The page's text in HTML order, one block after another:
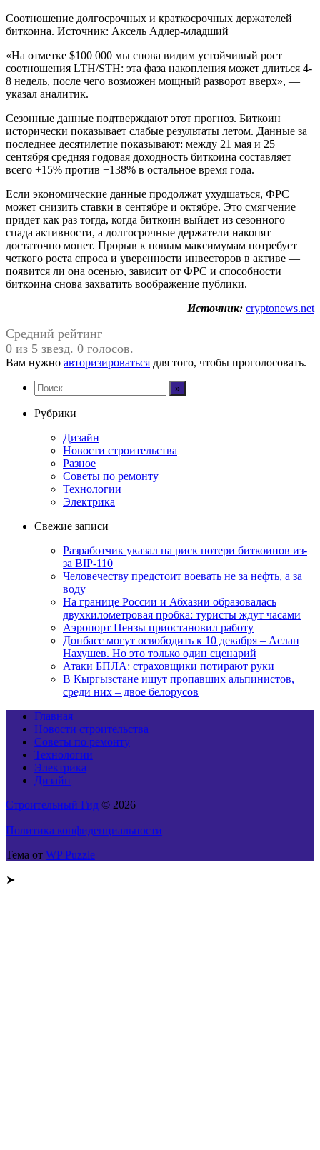
Соотношение долгосрочных и краткосрочных держателей
биткоина. Источник: Аксель Адлер-младший
«На отметке $100 000 мы снова видим устойчивый рост
соотношения LTH/STH: эта фаза накопления может длиться 4-
8 недель, после чего возможен мощный разворот вверх», —
указал аналитик.
Сезонные данные подтверждают этот прогноз. Биткоин
исторически показывает слабые результаты летом. Данные за
последнее десятилетие показывают: между 21 мая и 25
сентября средняя годовая доходность биткоина составляет
всего +15% против +138% в остальное время года.
Если экономические данные продолжат ухудшаться, ФРС
может снизить ставки в сентябре и октябре. Это смягчение
придет как раз тогда, когда биткоин выйдет из сезонного
спада активности, а долгосрочные держатели накопят
достаточно монет. Прорыв к новым максимумам потребует
четкого роста спроса и уверенности инвесторов в активе —
появится ли она осенью, зависит от ФРС и способности
биткоина снова захватить воображение публики.
Источник: cryptonews.net
Средний рейтинг
0 из 5 звезд. 0 голосов.
Вам нужно авторизироваться для того, чтобы проголосовать.
Рубрики
Дизайн
Новости строительства
Разное
Советы по ремонту
Технологии
Электрика
Свежие записи
Разработчик указал на риск потери биткоинов из-
за BIP-110
Человечеству предстоит воевать не за нефть, а за
воду
На границе России и Абхазии образовалась
двухкилометровая пробка: туристы ждут часами
Аэропорт Пензы приостановил работу
Донбасс могут освободить к 10 декабря – Аслан
Нахушев. Но это только один сценарий
Атаки БПЛА: страховщики потирают руки
В Кыргызстане ищут пропавших альпинистов,
среди них – двое белорусов
Главная
Новости строительства
Советы по ремонту
Технологии
Электрика
Дизайн
Строительный Гид © 2026
Политика конфиденциальности
Тема от WP Puzzle
➤